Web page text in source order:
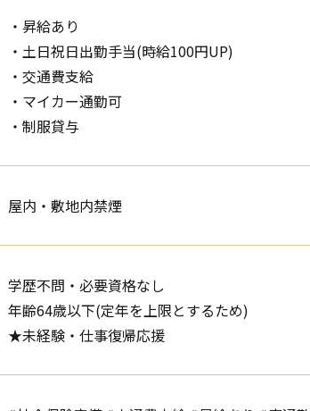
・昇給あり
・土日祝日出勤手当(時給100円UP)
・交通費支給
・マイカー通勤可
・制服貸与
屋内・敷地内禁煙
学歴不問・必要資格なし
年齢64歳以下(定年を上限とするため)
★未経験・仕事復帰応援